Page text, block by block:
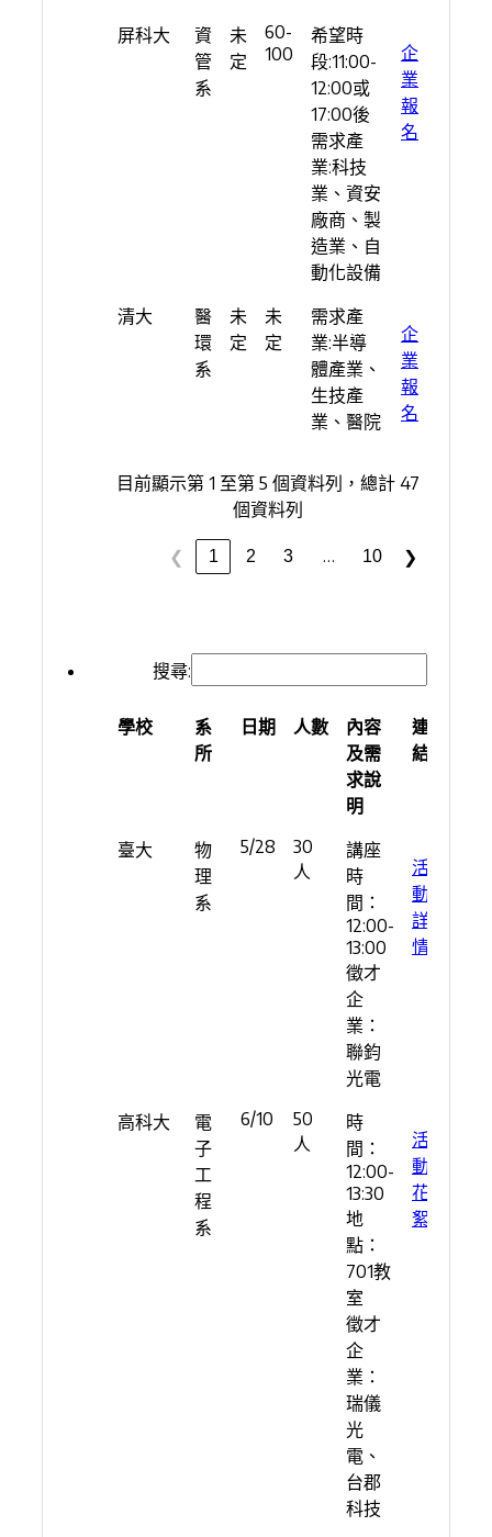
屏科大
資
管
系
未
定
60-
100
希望時
段:11:00-
12:00或
17:00後
需求產
業:科技
業、資安
廠商、製
造業、自
動化設備
企
業
報
名
清大
醫
環
系
未
定
未
定
需求產
業:半導
體產業、
生技產
業、醫院
企
業
報
名
目前顯示第 1 至第 5 個資料列，總計 47
個資料列
❮ 1 2 3 … 10 ❯
搜尋:
學校
系
所
日期 人數
內容
及需
求說
明
連
結
學校
系
所
日期 人數
內容
及需
求說
明
結
臺大
物
理
系
5/28
30
人
講座
時
間：
12:00-
13:00
徵才
企
業：
聯鈞
光電
活
動
詳
情
高科大
電
子
工
程
系
6/10
50
人
時
間：
12:00-
13:30
地
點：
701教
室
徵才
企
業：
瑞儀
光
電、
台郡
科技
活
動
花
絮